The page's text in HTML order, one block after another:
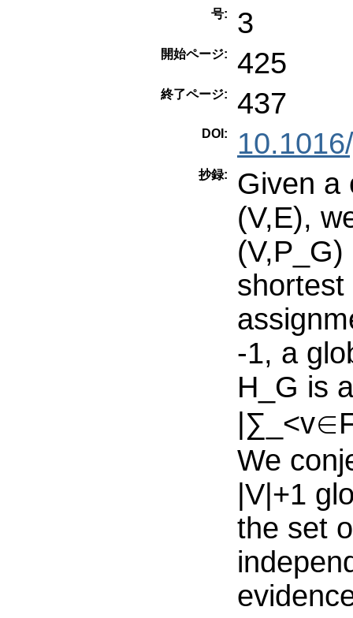
号: 3
開始ページ: 425
終了ページ: 437
DOI:
抄録:
Given a
(V,E),
-1, a
H_G is
We
|V|+1
the set